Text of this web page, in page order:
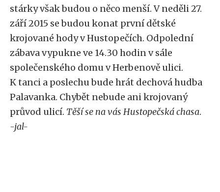
stárky však budou o něco menší. V neděli 27.
září 2015 se budou konat první dětské
krojované hody v Hustopečích. Odpolední
zábava vypukne ve 14.30 hodin v sále
společenského domu v Herbenově ulici.
K tanci a poslechu bude hrát dechová hudba
Palavanka. Chybět nebude ani krojovaný
průvod ulicí. Těší se na vás Hustopečská chasa.
-jal-